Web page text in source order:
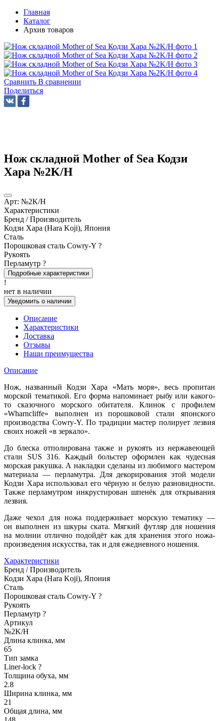
Главная
Каталог
Архив товаров
Сравнить В сравнении
Поделиться
Нож складной Mother of Sea Кодзи
Хара №2K/H
Арт: №2K/H
Характеристики
Бренд / Производитель
Кодзи Хара (Hara Koji), Япония
Сталь
Порошковая сталь Cowry-Y ?
Рукоять
Перламутр ?
Подробные характеристики
!
нет в наличии
Уведомить о наличии
Описание
Характеристики
Доставка
Отзывы
Наши преимущества
Описание
Нож, названный Кодзи Хара «Мать моря», весь пропитан
морской тематикой. Его форма напоминает рыбу или какого-
то сказочного морского обитателя. Клинок с профилем
«Wharncliffe» выполнен из порошковой стали японского
производства Cowry-Y. По традиции мастер полирует лезвия
своих ножей «в зеркало».
До блеска отполирована также и рукоять из нержавеющей
стали SUS 316. Каждый больстер оформлен как чудесная
морская ракушка. А накладки сделаны из любимого мастером
материала — перламутра. Для декорирования этой модели
Кодзи Хара использовал его чёрную и белую разновидности.
Также перламутром инкрустирован шпенёк для открывания
лезвия.
Даже чехол для ножа поддерживает морскую тематику —
он выполнен из шкуры ската. Мягкий футляр для ношения
на молнии отлично подойдёт как для хранения этого ножа-
произведения искусства, так и для ежедневного ношения.
Характеристики
Бренд / Производитель
Кодзи Хара (Hara Koji), Япония
Сталь
Порошковая сталь Cowry-Y ?
Рукоять
Перламутр ?
Артикул
№2K/H
Длина клинка, мм
65
Тип замка
Liner-lock ?
Толщина обуха, мм
2.8
Ширина клинка, мм
21
Общая длина, мм